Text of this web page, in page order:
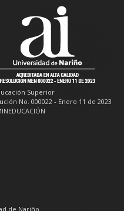
Superior
No. 000022 - Enero 11 de 2023
de Nariño